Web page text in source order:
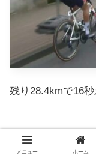
残り28.4kmで16秒
メニュー ホーム